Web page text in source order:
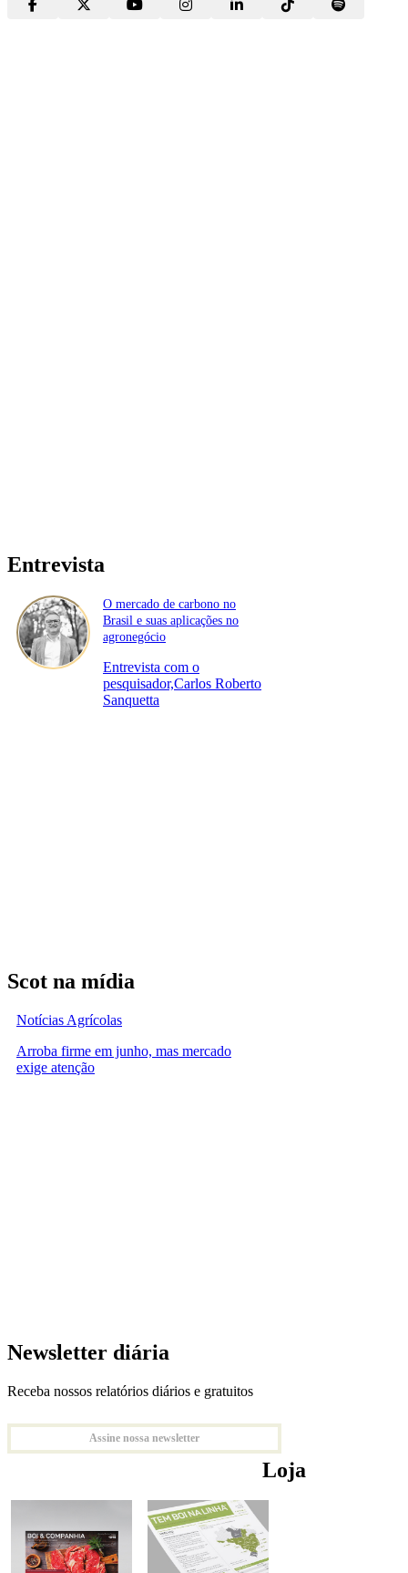
Entrevista
O mercado de carbono no
Brasil e suas aplicações no
agronegócio
Entrevista com o
pesquisador,Carlos Roberto
Sanquetta
Scot na mídia
Notícias Agrícolas
Arroba firme em junho, mas mercado
exige atenção
Newsletter diária
Receba nossos relatórios diários e gratuitos
Assine nossa newsletter
Loja